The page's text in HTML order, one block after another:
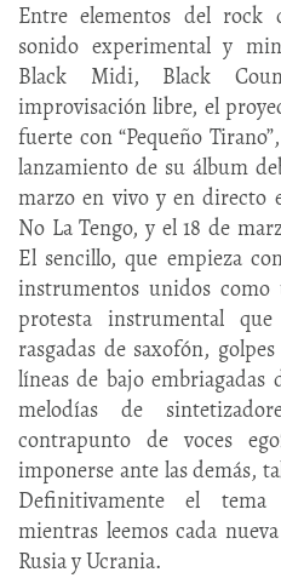
Entre elementos del
sonido experimental y
Black Midi, Black
improvisación libre, el
fuerte con “Pequeño
lanzamiento de su álbum
marzo en vivo y en
No La Tengo, y el 18 de
El sencillo, que empieza
instrumentos unidos
protesta instrumental
rasgadas de saxofón,
líneas de bajo embriagadas
melodías de
contrapunto de voces
imponerse ante las demás,
Definitivamente el
mientras leemos cada
Rusia y Ucrania.